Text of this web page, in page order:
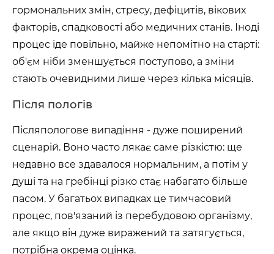
гормональних змін, стресу, дефіцитів, вікових
факторів, спадковості або медичних станів. Іноді
процес іде повільно, майже непомітно на старті:
об'єм ніби зменшується поступово, а зміни
стають очевидними лише через кілька місяців.
Після пологів
Післяпологове випадіння - дуже поширений
сценарій. Воно часто лякає саме різкістю: ще
недавно все здавалося нормальним, а потім у
душі та на гребінці різко стає набагато більше
пасом. У багатьох випадках це тимчасовий
процес, пов'язаний із перебудовою організму,
але якщо він дуже виражений та затягується,
потрібна окрема оцінка.